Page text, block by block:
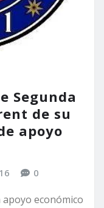
Segunda
de su
apoyo
0
económico